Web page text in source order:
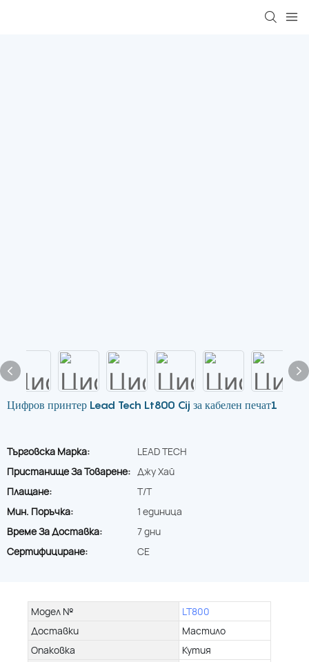
Цифров принтер Lead Tech Lt800 Cij за кабелен печат1
Търговска Марка:
LEAD TECH
Пристанище За Товарене: Джу Хай
Плащане:
T/T
Мин. Поръчка:
1 единица
Време За Доставка:
7 дни
Сертифициране:
CE
Модел №
LT800
Доставки
Мастило
Опаковка
Кутия